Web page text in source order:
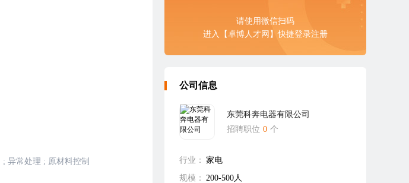
; 异常处理 ; 原材料控制
请使用微信扫码
进入【卓博人才网】快捷登录注册
公司信息
东莞科奔电器有限公司
招聘职位 0 个
行业： 家电
规模： 200-500人